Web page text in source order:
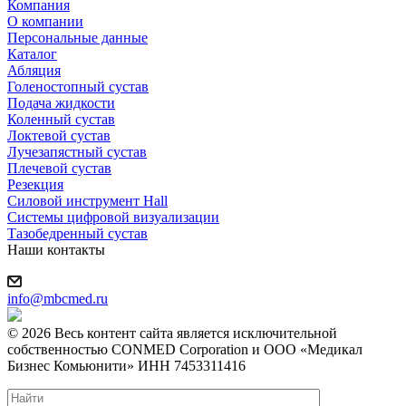
Компания
О компании
Персональные данные
Каталог
Абляция
Голеностопный сустав
Подача жидкости
Коленный сустав
Локтевой сустав
Лучезапястный сустав
Плечевой сустав
Резекция
Силовой инструмент Hall
Системы цифровой визуализации
Тазобедренный сустав
Наши контакты
info@mbcmed.ru
© 2026 Весь контент сайта является исключительной
собственностью CONMED Corporation и ООО «Медикал
Бизнес Комьюнити» ИНН 7453311416